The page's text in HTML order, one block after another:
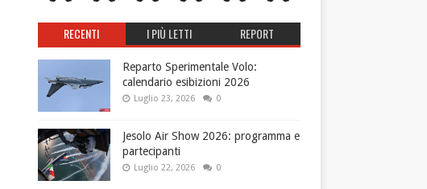
RECENTI I PIÙ LETTI REPORT
Reparto Sperimentale Volo:
calendario esibizioni 2026
Luglio 23, 2026 0
Jesolo Air Show 2026: programma e
partecipanti
Luglio 22, 2026 0